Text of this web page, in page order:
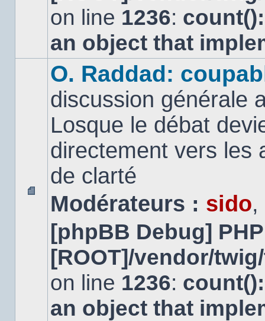
on line 1236:
an object that
Aucun
message
non
O. Raddad:
discussion générale
Losque le débat
directement vers les
de clarté
Modérateurs : sido,
[phpBB Debug]
[ROOT]/vendor/
on line 1236:
an object that